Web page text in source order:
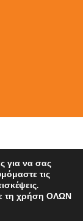
για να σας
τις
τη χρήση ΟΛΩΝ